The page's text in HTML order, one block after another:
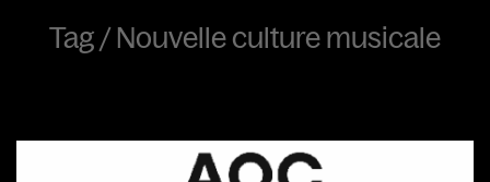
Tag / Nouvelle culture musicale